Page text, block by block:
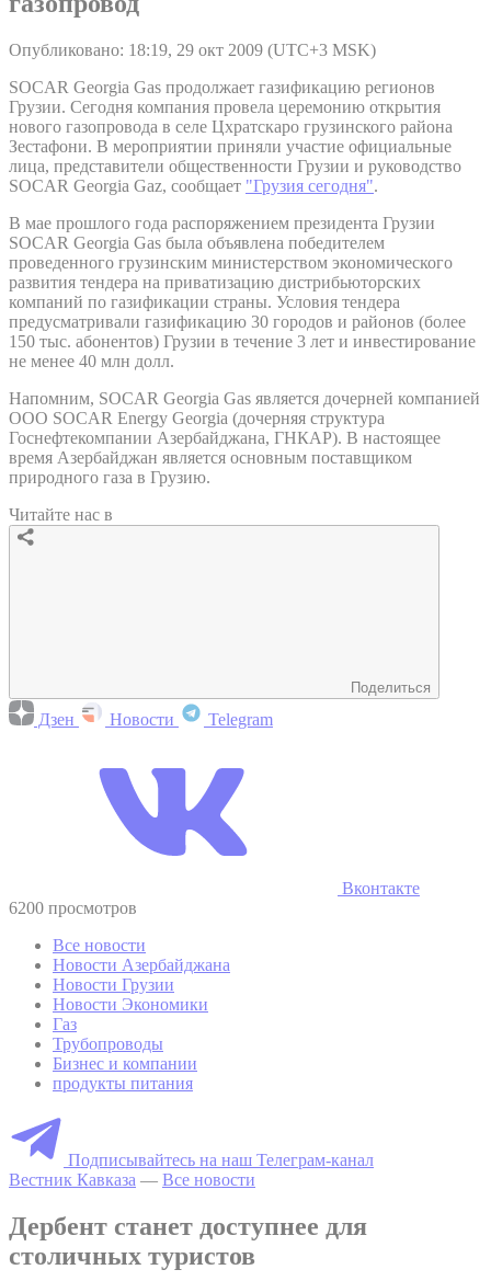
Опубликовано: 18:19, 29 окт 2009 (UTC+3 MSK)
SOCAR Georgia Gas продолжает газификацию регионов
Грузии. Сегодня компания провела церемонию открытия
нового газопровода в селе Цхратскаро грузинского района
Зестафони. В мероприятии приняли участие официальные
лица, представители общественности Грузии и руководство
SOCAR Georgia Gaz, сообщает "Грузия сегодня".
В мае прошлого года распоряжением президента Грузии
SOCAR Georgia Gas была объявлена победителем
проведенного грузинским министерством экономического
развития тендера на приватизацию дистрибьюторских
компаний по газификации страны. Условия тендера
предусматривали газификацию 30 городов и районов (более
150 тыс. абонентов) Грузии в течение 3 лет и инвестирование
не менее 40 млн долл.
Напомним, SOCAR Georgia Gas является дочерней компанией
ООО SOCAR Energy Georgia (дочерняя структура
Госнефтекомпании Азербайджана, ГНКАР). В настоящее
время Азербайджан является основным поставщиком
природного газа в Грузию.
Читайте нас в
Поделиться
Дзен Новости Telegram
Вконтакте
6200 просмотров
Все новости
Новости Азербайджана
Новости Грузии
Новости Экономики
Газ
Трубопроводы
Бизнес и компании
продукты питания
Подписывайтесь на наш Телеграм-канал
Вестник Кавказа — Все новости
Дербент станет доступнее для
столичных туристов